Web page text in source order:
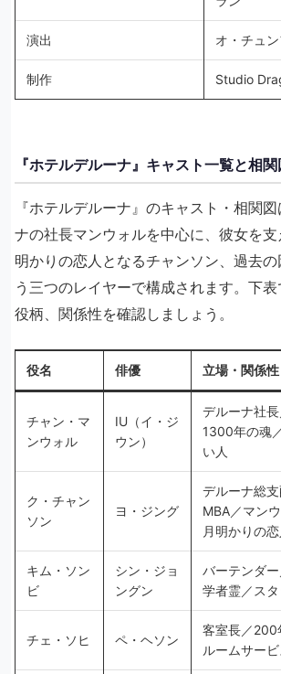
演出 オ・チュ
制作 Studio
『ホテルデルーナ』キャスト一覧と相関
『ホテルデルーナ』のキャスト・相関
ナの社長マンウォルを中心に、彼女を
明かりの恋人となるチャンソン、過去
う三つのレイヤーで構成されます。下
役柄、関係性を確認しましょう。
役名 俳優 立場・関係性
チャン・マ
ンウォル
IU（イ・ジ
ウン）
デルーナ社
1300年の魂
い人
ク・チャン
ソン
ヨ・ジング
デルーナ総
MBA／マン
月明かりの恋
キム・ソン
ビ
シン・ジョ
ングン
バーテンダ
学者霊／ス
チェ・ソヒ ペ・ヘソン
客室長／200
ルームサー